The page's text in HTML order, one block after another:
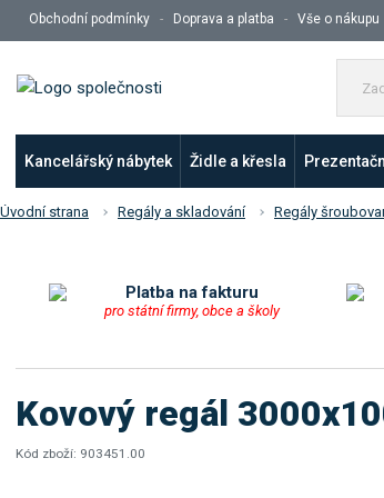
Obchodní podmínky Doprava a platba Vše o nákupu
Kancelářský nábytek Židle a křesla
Úvodní strana Regály a skladování Regály
Platba na fakturu
pro státní firmy, obce a školy
Kovový regál
Kód zboží: 903451.00